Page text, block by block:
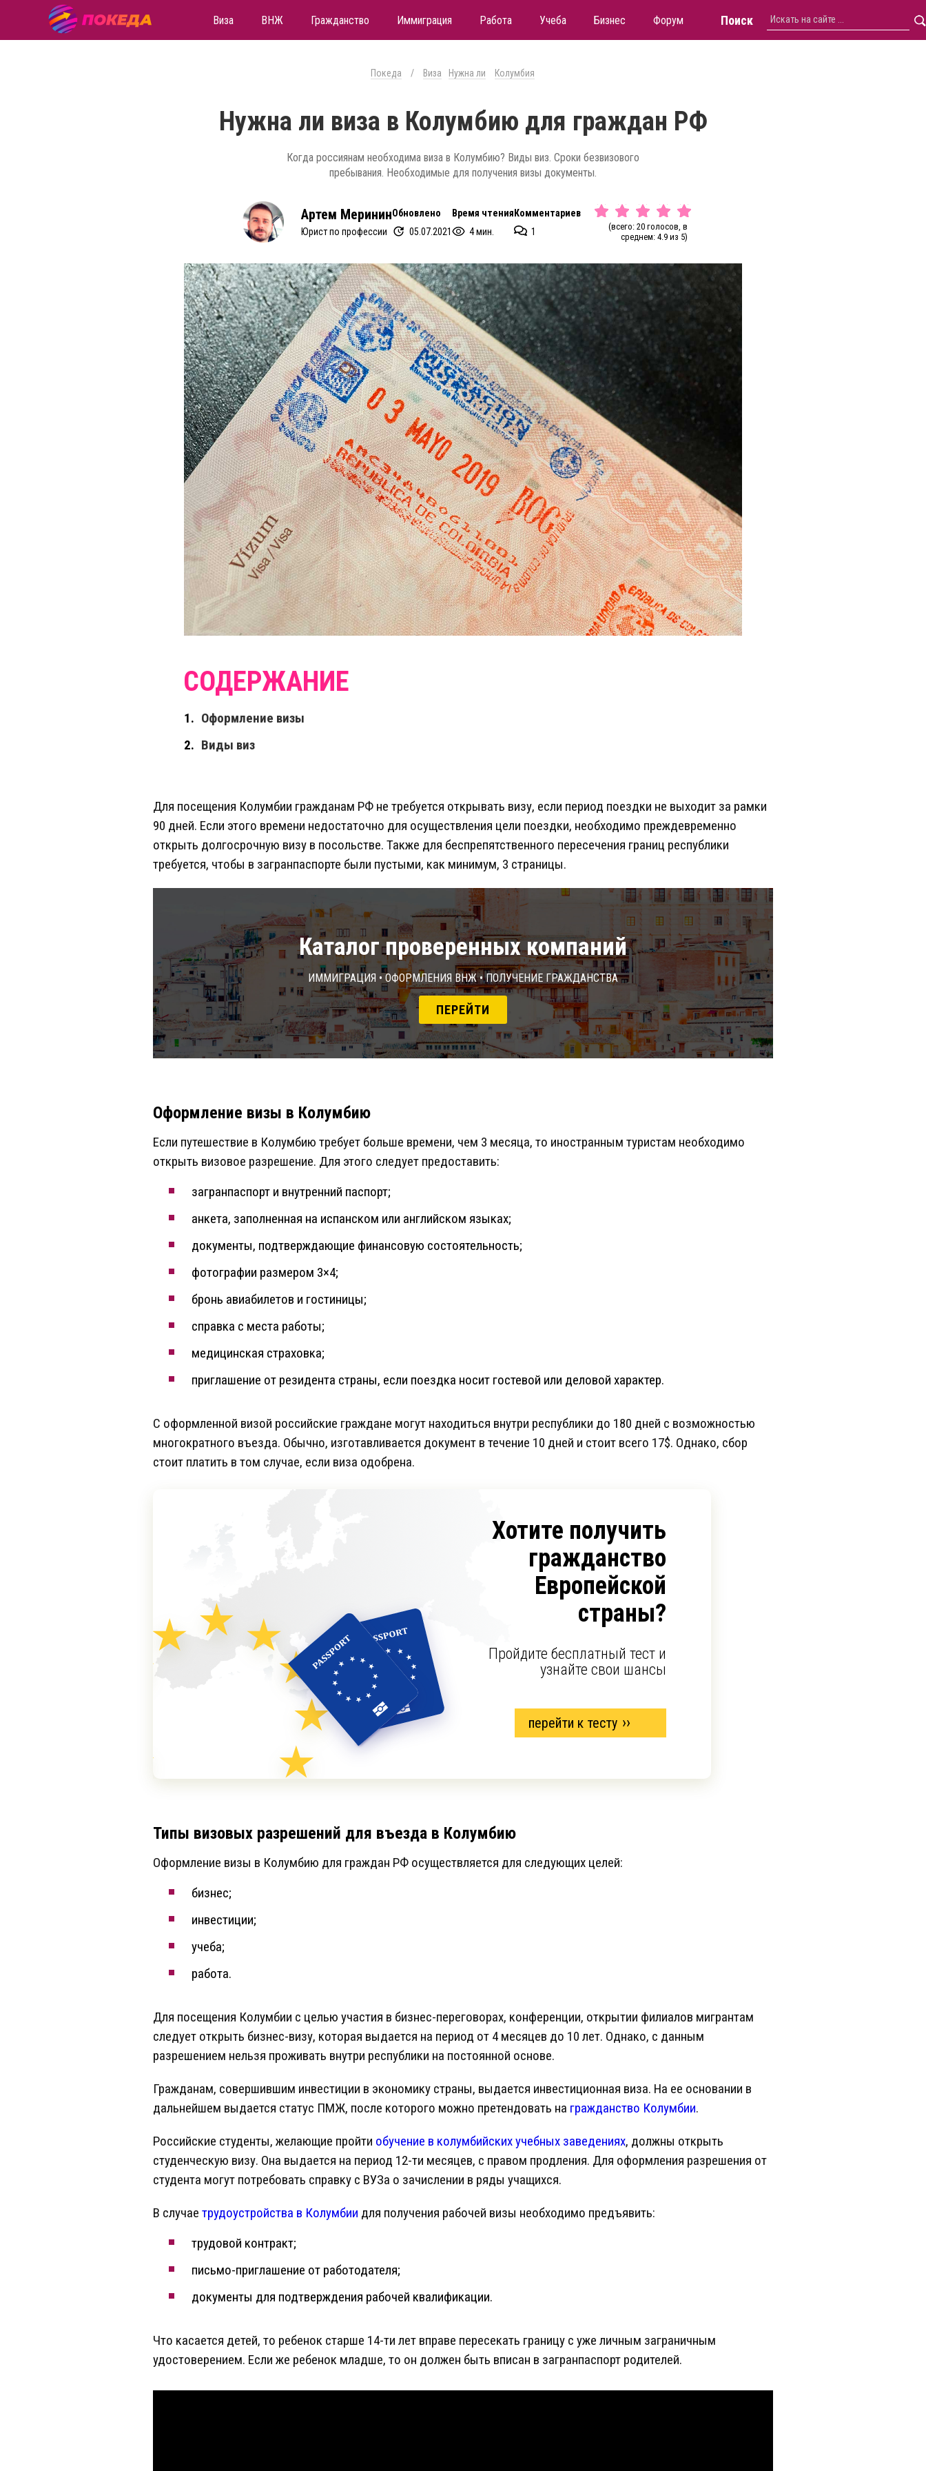
Виза ВНЖ Гражданство Иммиграция Работа Учеба Бизнес Форум Поиск
Покеда / Виза Нужна ли Колумбия
Нужна ли виза в Колумбию для граждан РФ
Когда россиянам необходима виза в Колумбию? Виды виз. Сроки безвизового
пребывания. Необходимые для получения визы документы.
Артем Меринин
Юрист по профессии
Обновлено
05.07.2021
Время чтения
4 мин.
Комментариев
1
(всего: 20 голосов, в
среднем: 4.9 из 5)
Оформление визы
Виды виз
Для посещения Колумбии гражданам РФ не требуется открывать визу, если период поездки не выходит за рамки
90 дней. Если этого времени недостаточно для осуществления цели поездки, необходимо преждевременно
открыть долгосрочную визу в посольстве. Также для беспрепятственного пересечения границ республики
требуется, чтобы в загранпаспорте были пустыми, как минимум, 3 страницы.
Каталог проверенных компаний
Иммиграция • Оформления ВНЖ • Получение гражданства
ПЕРЕЙТИ
Оформление визы в Колумбию
Если путешествие в Колумбию требует больше времени, чем 3 месяца, то иностранным туристам необходимо
открыть визовое разрешение. Для этого следует предоставить:
загранпаспорт и внутренний паспорт;
анкета, заполненная на испанском или английском языках;
документы, подтверждающие финансовую состоятельность;
фотографии размером 3×4;
бронь авиабилетов и гостиницы;
справка с места работы;
медицинская страховка;
приглашение от резидента страны, если поездка носит гостевой или деловой характер.
С оформленной визой российские граждане могут находиться внутри республики до 180 дней с возможностью
многократного въезда. Обычно, изготавливается документ в течение 10 дней и стоит всего 17$. Однако, сбор
стоит платить в том случае, если виза одобрена.
Хотите получить
гражданство
Европейской
страны?
Пройдите бесплатный тест и
узнайте свои шансы
перейти к тесту
Типы визовых разрешений для въезда в Колумбию
Оформление визы в Колумбию для граждан РФ осуществляется для следующих целей:
бизнес;
инвестиции;
учеба;
работа.
Для посещения Колумбии с целью участия в бизнес-переговорах, конференции, открытии филиалов мигрантам
следует открыть бизнес-визу, которая выдается на период от 4 месяцев до 10 лет. Однако, с данным
разрешением нельзя проживать внутри республики на постоянной основе.
Гражданам, совершившим инвестиции в экономику страны, выдается инвестиционная виза. На ее основании в
дальнейшем выдается статус ПМЖ, после которого можно претендовать на гражданство Колумбии.
Российские студенты, желающие пройти обучение в колумбийских учебных заведениях, должны открыть
студенческую визу. Она выдается на период 12-ти месяцев, с правом продления. Для оформления разрешения от
студента могут потребовать справку с ВУЗа о зачислении в ряды учащихся.
В случае трудоустройства в Колумбии для получения рабочей визы необходимо предъявить:
трудовой контракт;
письмо-приглашение от работодателя;
документы для подтверждения рабочей квалификации.
Что касается детей, то ребенок старше 14-ти лет вправе пересекать границу с уже личным заграничным
удостоверением. Если же ребенок младше, то он должен быть вписан в загранпаспорт родителей.